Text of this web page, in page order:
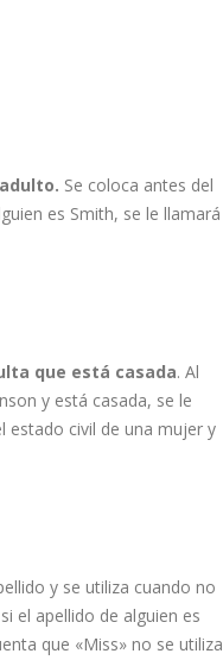
Se coloca antes del
es Smith, se le llamará
que está casada. Al
y está casada, se le
estado civil de una mujer y
y se utiliza cuando no
el apellido de alguien es
que «Miss» no se utiliza